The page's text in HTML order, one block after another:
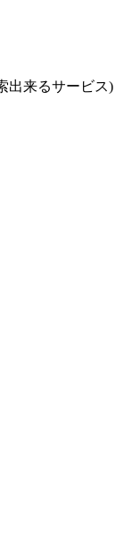
出来るサービス)